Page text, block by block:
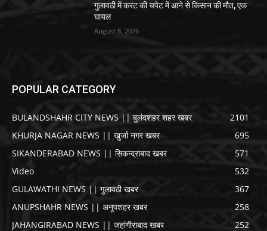
गुलावठी में करंट की चपेट में आने से किसान की मौत, एक
घायल
August 8, 2026
POPULAR CATEGORY
BULANDSHAHR CITY NEWS || बुलंदशहर शहर खबर
2101
KHURJA NAGAR NEWS || खुर्जा नगर खबर
695
SIKANDERABAD NEWS || सिकन्द्राबाद खबर
571
Video
532
GULAWATHI NEWS || गुलावठी खबर
367
ANUPSHAHR NEWS || अनूपशहर खबर
258
JAHANGIRABAD NEWS || जहांगीराबाद खबर
252